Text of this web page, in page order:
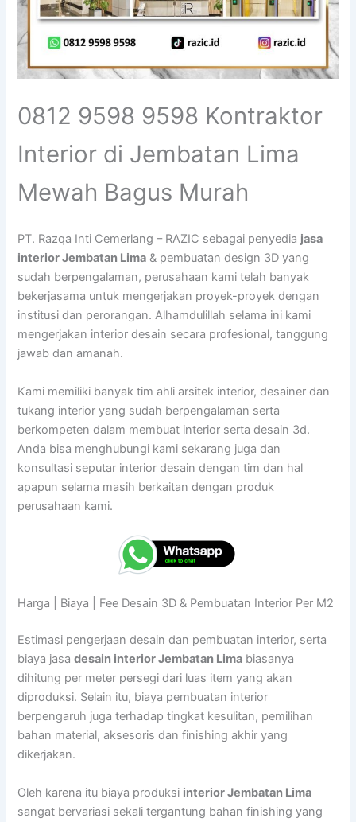
0812 9598 9598 Kontraktor
Interior di Jembatan Lima
Mewah Bagus Murah
PT. Razqa Inti Cemerlang – RAZIC sebagai penyedia jasa
interior Jembatan Lima & pembuatan design 3D yang
sudah berpengalaman, perusahaan kami telah banyak
bekerjasama untuk mengerjakan proyek-proyek dengan
institusi dan perorangan. Alhamdulillah selama ini kami
mengerjakan interior desain secara profesional, tanggung
jawab dan amanah.
Kami memiliki banyak tim ahli arsitek interior, desainer dan
tukang interior yang sudah berpengalaman serta
berkompeten dalam membuat interior serta desain 3d.
Anda bisa menghubungi kami sekarang juga dan
konsultasi seputar interior desain dengan tim dan hal
apapun selama masih berkaitan dengan produk
perusahaan kami.
Harga | Biaya | Fee Desain 3D & Pembuatan Interior Per M2
Estimasi pengerjaan desain dan pembuatan interior, serta
biaya jasadesain interior Jembatan Lima biasanya
dihitung per meter persegi dari luas item yang akan
diproduksi. Selain itu, biaya pembuatan interior
berpengaruh juga terhadap tingkat kesulitan, pemilihan
bahan material, aksesoris dan finishing akhir yang
dikerjakan.
Oleh karena itu biaya produksi interior Jembatan Lima
sangat bervariasi sekali tergantung bahan finishing yang